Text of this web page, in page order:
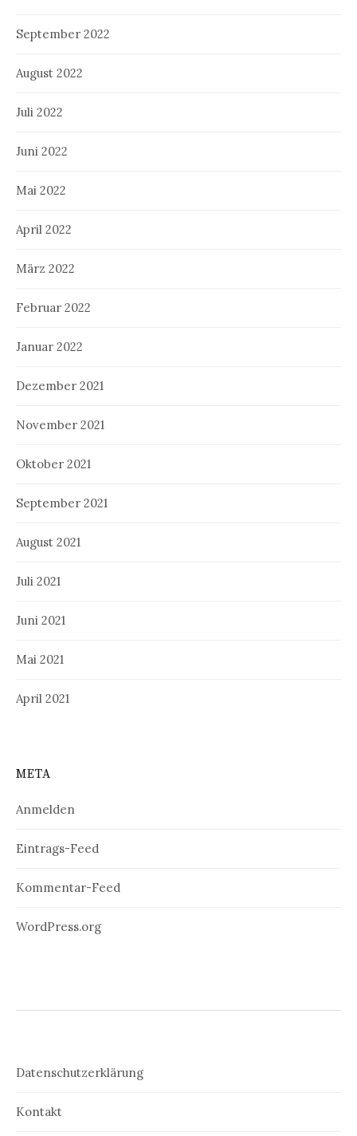
September 2022
August 2022
Juli 2022
Juni 2022
Mai 2022
April 2022
März 2022
Februar 2022
Januar 2022
Dezember 2021
November 2021
Oktober 2021
September 2021
August 2021
Juli 2021
Juni 2021
Mai 2021
April 2021
META
Anmelden
Eintrags-Feed
Kommentar-Feed
WordPress.org
Datenschutzerklärung
Kontakt